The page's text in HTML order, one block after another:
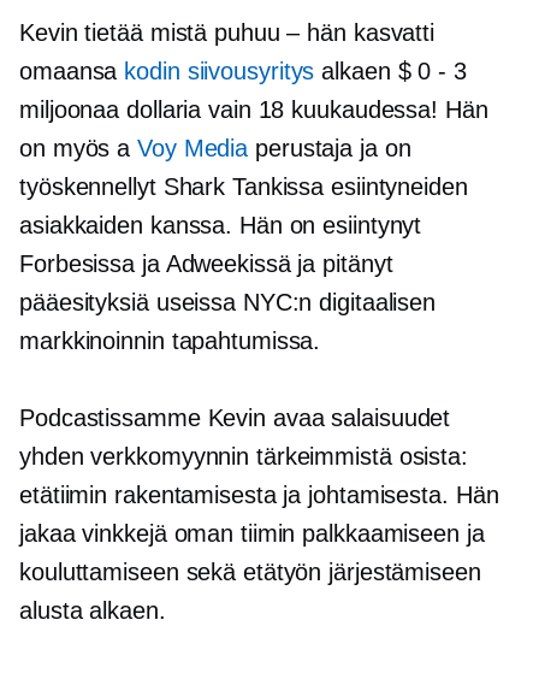
Kevin tietää mistä puhuu – hän kasvatti
omaansa kodin siivousyritys alkaen $ 0- 3
miljoonaa dollaria vain 18 kuukaudessa! Hän
on myös aVoy Media perustaja ja on
työskennellyt Shark Tankissa esiintyneiden
asiakkaiden kanssa. Hän on esiintynyt
Forbesissa ja Adweekissä ja pitänyt
pääesityksiä useissa NYC:n digitaalisen
markkinoinnin tapahtumissa.
Podcastissamme Kevin avaa salaisuudet
yhden verkkomyynnin tärkeimmistä osista:
etätiimin rakentamisesta ja johtamisesta. Hän
jakaa vinkkejä oman tiimin palkkaamiseen ja
kouluttamiseen sekä etätyön järjestämiseen
alusta alkaen.